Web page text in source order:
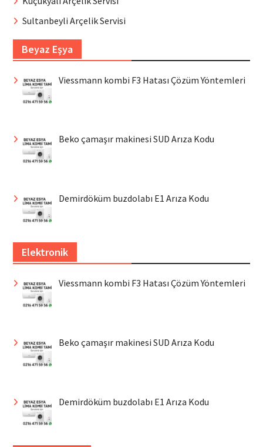
Sultanbeyli Arçelik Servisi
Beyaz Eşya
Viessmann kombi F3 Hatası Çözüm Yöntemleri
Beko çamaşır makinesi SUD Arıza Kodu
Demirdöküm buzdolabı E1 Arıza Kodu
Elektronik
Viessmann kombi F3 Hatası Çözüm Yöntemleri
Beko çamaşır makinesi SUD Arıza Kodu
Demirdöküm buzdolabı E1 Arıza Kodu